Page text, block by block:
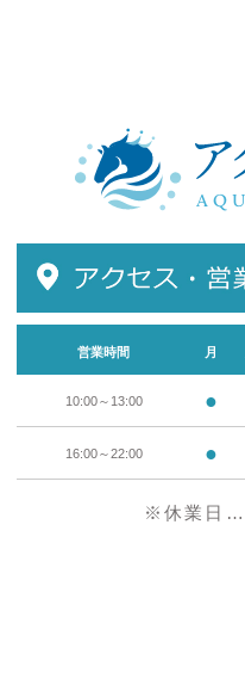
営業時間 月
10:00～13:00 ●
16:00～22:00 ●
※休業日…